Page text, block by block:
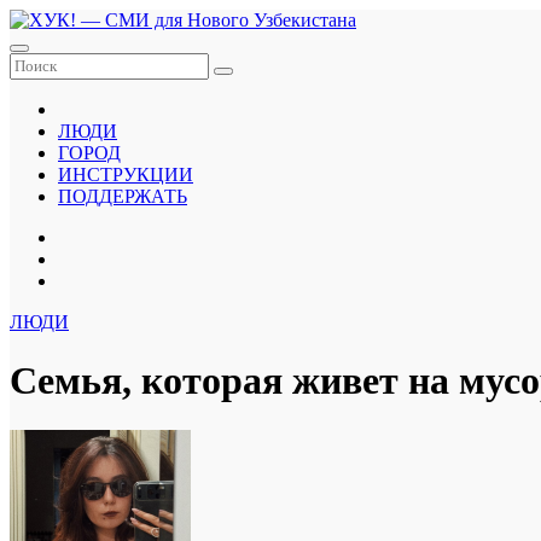
Перейти
к
содержанию
ЛЮДИ
ГОРОД
ИНСТРУКЦИИ
ПОДДЕРЖАТЬ
ЛЮДИ
Семья, которая живет на